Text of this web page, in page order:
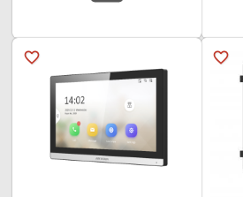
favorite_border
favorite_border